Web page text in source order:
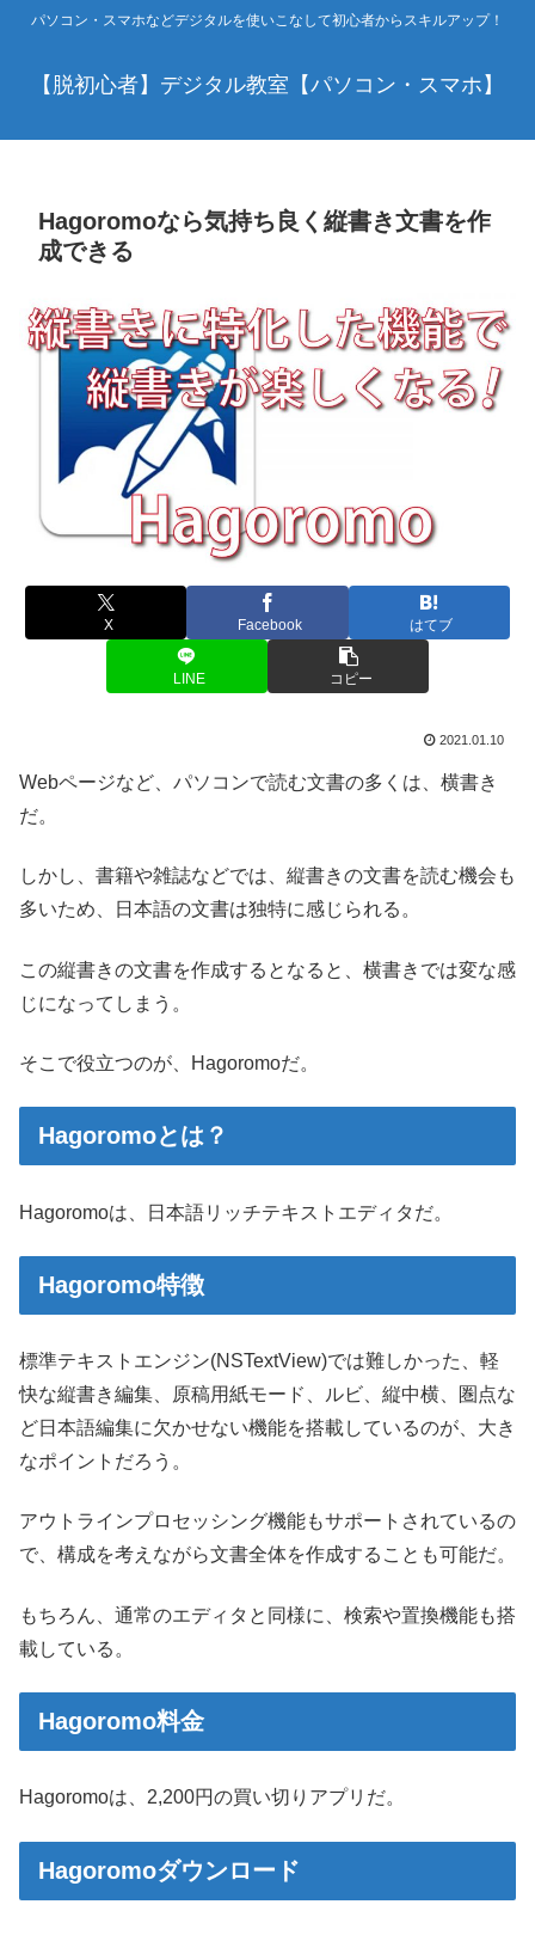
パソコン・スマホなどデジタルを使いこなして初心者からスキルアップ！
【脱初心者】デジタル教室【パソコン・スマホ】
Hagoromoなら気持ち良く縦書き文書を作
成できる
X Facebook はてブ
LINE コピー
2021.01.10
Webページなど、パソコンで読む文書の多くは、横書き
だ。
しかし、書籍や雑誌などでは、縦書きの文書を読む機会も
多いため、日本語の文書は独特に感じられる。
この縦書きの文書を作成するとなると、横書きでは変な感
じになってしまう。
そこで役立つのが、Hagoromoだ。
Hagoromoとは？
Hagoromoは、日本語リッチテキストエディタだ。
Hagoromo特徴
標準テキストエンジン(NSTextView)では難しかった、軽
快な縦書き編集、原稿用紙モード、ルビ、縦中横、圏点な
ど日本語編集に欠かせない機能を搭載しているのが、大き
なポイントだろう。
アウトラインプロセッシング機能もサポートされているの
で、構成を考えながら文書全体を作成することも可能だ。
もちろん、通常のエディタと同様に、検索や置換機能も搭
載している。
Hagoromo料金
Hagoromoは、2,200円の買い切りアプリだ。
Hagoromoダウンロード